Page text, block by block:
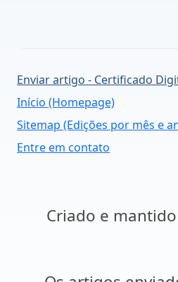
Enviar artigo - Certificado
Início (Homepage)
Sitemap (Edições por mês e
Entre em contato
Criado e